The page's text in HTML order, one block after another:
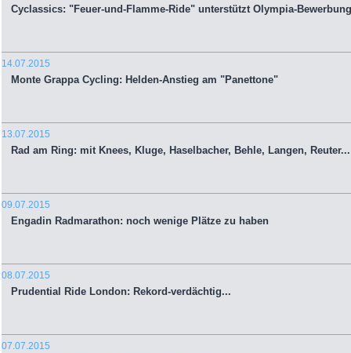
Cyclassics: "Feuer-und-Flamme-Ride" unterstützt Olympia-Bewerbung
14.07.2015
Monte Grappa Cycling: Helden-Anstieg am "Panettone"
13.07.2015
Rad am Ring: mit Knees, Kluge, Haselbacher, Behle, Langen, Reuter...
09.07.2015
Engadin Radmarathon: noch wenige Plätze zu haben
08.07.2015
Prudential Ride London: Rekord-verdächtig...
07.07.2015